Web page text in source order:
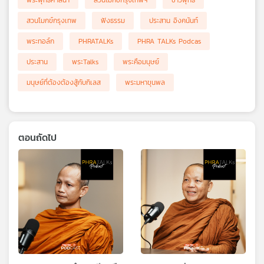
สวนโมกข์กรุงเทพ
ฟังธรรม
ประสาน อิงคนันท์
พระทอล์ก
PHRATALKs
PHRA TALKs Podcas
ประสาน
พระTalks
พระคือมนุษย์
มนุษย์ที่ต้องต้องสู้กับกิเลส
พระมหาขุนพล
ตอนถัดไป